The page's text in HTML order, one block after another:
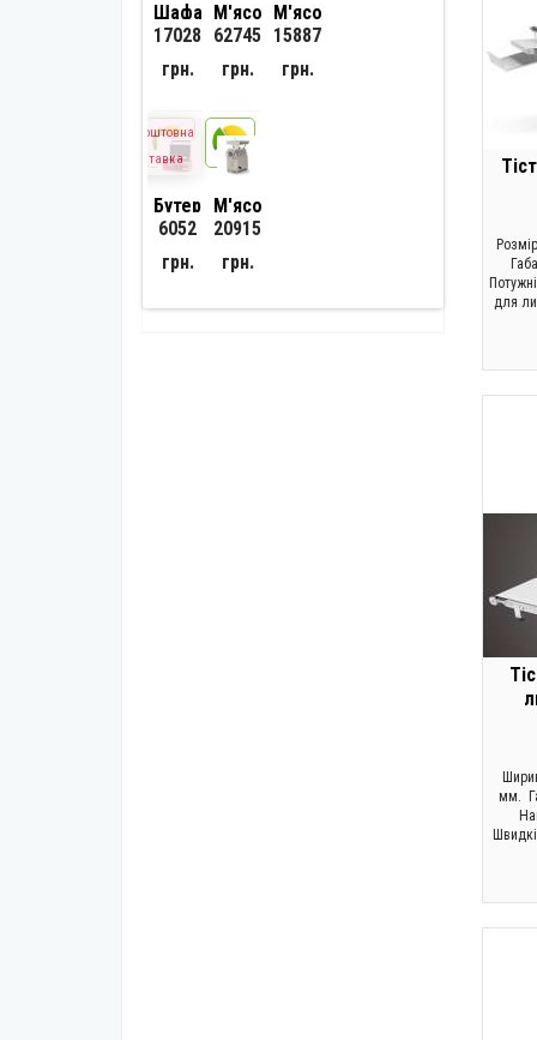
Шафа
розстійна
Frosty
FBP-
17028
грн.
безкоштовна
доставка24
Бутербродниця
GoodFood
WB2ST
Sandwich
6052
грн.
М'ясорубка
професійна
GoodFood
MG42
62745
грн.
24
М'ясорубка
професійна
GoodFood
MG32A
20915
грн.
М'ясорубка
професійна
GoodFood
MG22A
15887
грн.
для
мм.